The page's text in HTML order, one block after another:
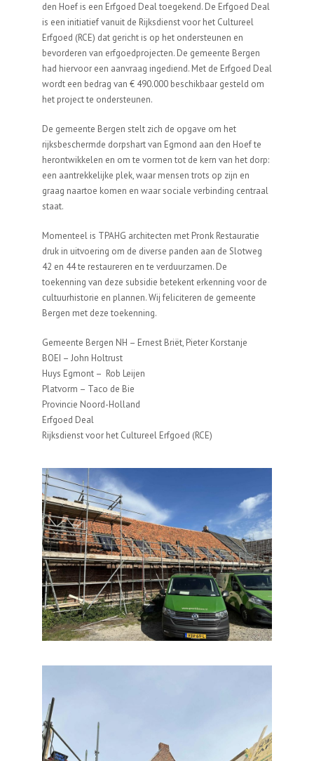
den Hoef is een Erfgoed Deal toegekend. De Erfgoed Deal
is een initiatief vanuit de Rijksdienst voor het Cultureel
Erfgoed (RCE) dat gericht is op het ondersteunen en
bevorderen van erfgoedprojecten. De gemeente Bergen
had hiervoor een aanvraag ingediend. Met de Erfgoed Deal
wordt een bedrag van € 490.000 beschikbaar gesteld om
het project te ondersteunen.
De gemeente Bergen stelt zich de opgave om het
rijksbeschermde dorpshart van Egmond aan den Hoef te
herontwikkelen en om te vormen tot de kern van het dorp:
een aantrekkelijke plek, waar mensen trots op zijn en
graag naartoe komen en waar sociale verbinding centraal
staat.
Momenteel is TPAHG architecten met Pronk Restauratie
druk in uitvoering om de diverse panden aan de Slotweg
42 en 44 te restaureren en te verduurzamen. De
toekenning van deze subsidie betekent erkenning voor de
cultuurhistorie en plannen. Wij feliciteren de gemeente
Bergen met deze toekenning.
Gemeente Bergen NH – Ernest Briët, Pieter Korstanje
BOEI – John Holtrust
Huys Egmont – Rob Leijen
Platvorm – Taco de Bie
Provincie Noord-Holland
Erfgoed Deal
Rijksdienst voor het Cultureel Erfgoed (RCE)